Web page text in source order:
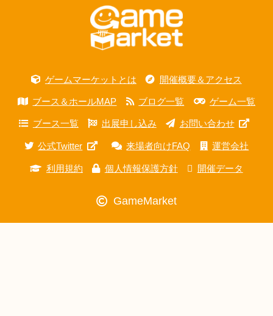
ゲームマーケットとは 開催概要＆アクセス
ブース＆ホールMAP ブログ一覧 ゲーム一覧
ブース一覧 出展申し込み お問い合わせ
公式Twitter 来場者向けFAQ 運営会社
利用規約 個人情報保護方針 開催データ
GameMarket